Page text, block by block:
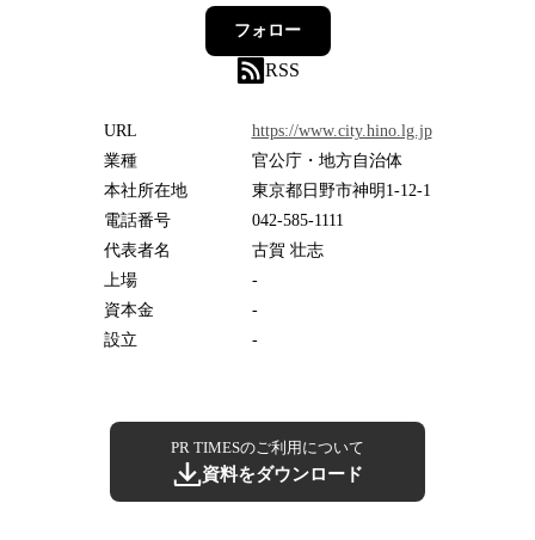
フォロー
RSS
URL
https://www.city.hino.lg.jp
業種
官公庁・地方自治体
本社所在地
東京都日野市神明1-12-1
電話番号
042-585-1111
代表者名
古賀 壮志
上場
-
資本金
-
設立
-
PR TIMESのご利用について
資料をダウンロード